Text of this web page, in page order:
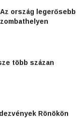
Az ország legerősebb
több százan
Rönökön